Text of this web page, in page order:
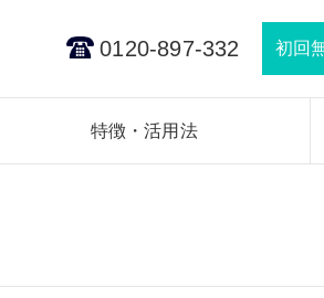
0120-897-332 初回
特徴・活用法